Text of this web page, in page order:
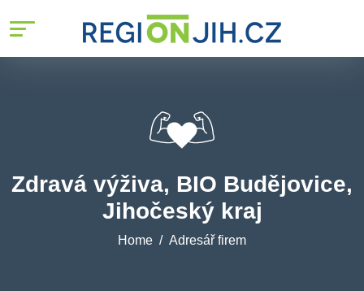
Zdravá výživa, BIO Budějovice,
Jihočeský kraj
Home Adresář firem